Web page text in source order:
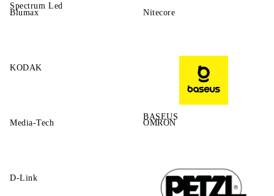
Spectrum Led
Blumax Nitecore
KODAK
BASEUS
Media-Tech OMRON
D-Link